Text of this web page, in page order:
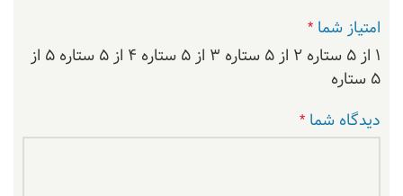
امتیاز شما *
۱ از ۵ ستاره ۲ از ۵ ستاره ۳ از ۵ ستاره ۴ از ۵ ستاره
۵ از
۵ ستاره
دیدگاه شما *